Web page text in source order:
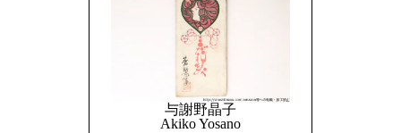
与謝野晶子
Akiko Yosano